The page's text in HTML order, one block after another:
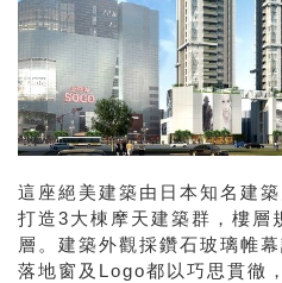
這座絕美建築由日本知名建
打造3大棟摩天建築群，樓層
層。建築外觀採鑽石玻璃帷
落地窗及Logo都以巧思貫徹